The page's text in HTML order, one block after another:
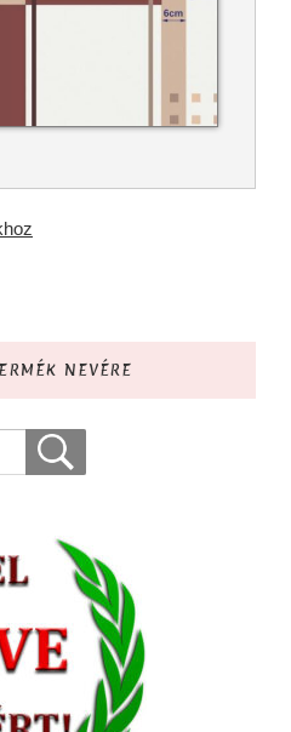
NEVÉRE